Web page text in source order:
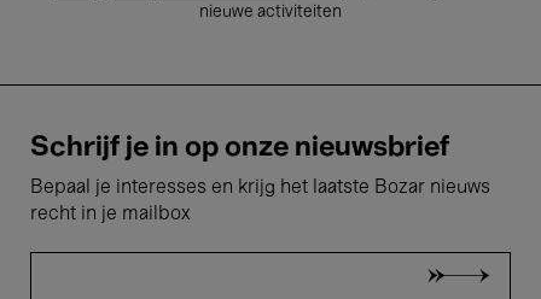
nieuwe activiteiten
Schrijf je in op onze nieuwsbrief
Bepaal je interesses en krijg het laatste Bozar nieuws
recht in je mailbox